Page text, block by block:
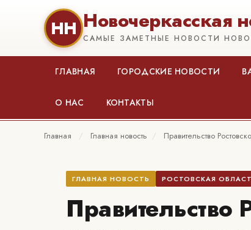
НН Новочеркасская
САМЫЕ ЗАМЕТНЫЕ НОВОСТИ
ГЛАВНАЯ ГОРОДСКИЕ НОВОСТИ
О НАС КОНТАКТЫ
Главная / Главная новость / Правительство
ГЛАВНАЯ НОВОСТЬ РОСТОВСКАЯ
Правительство